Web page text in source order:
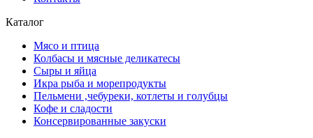
Каталог
Мясо и птица
Колбасы и мясные деликатесы
Сыры и яйца
Икра рыба и морепродукты
Пельмени ,чебуреки, котлеты и голубцы
Кофе и сладости
Консервированные закуски